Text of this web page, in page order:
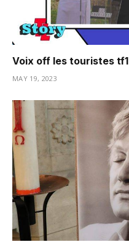
Voix off les touristes tf1
MAY 19, 2023